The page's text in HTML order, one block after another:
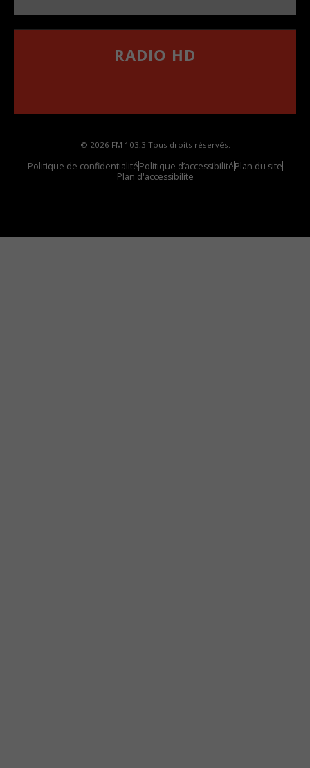
RADIO HD
© 2026 FM 103,3 Tous droits réservés.
Politique de confidentialitéPolitique d’accessibilitéPlan du site
Plan d'accessibilite